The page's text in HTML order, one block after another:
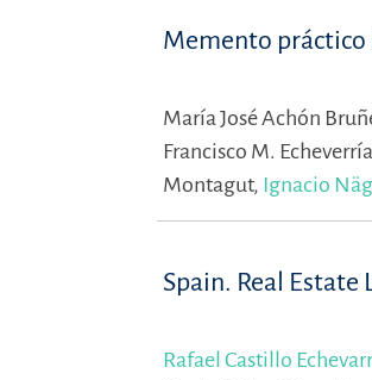
Memento
María José Achón
Francisco M.
Montagut, Ignacio
Spain. Real Estate
Rafael Castillo